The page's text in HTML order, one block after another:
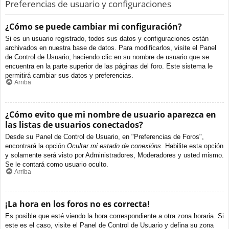
Preferencias de usuario y configuraciones
¿Cómo se puede cambiar mi configuración?
Si es un usuario registrado, todos sus datos y configuraciones están
archivados en nuestra base de datos. Para modificarlos, visite el Panel
de Control de Usuario; haciendo clic en su nombre de usuario que se
encuentra en la parte superior de las páginas del foro. Este sistema le
permitirá cambiar sus datos y preferencias.
Arriba
¿Cómo evito que mi nombre de usuario aparezca en
las listas de usuarios conectados?
Desde su Panel de Control de Usuario, en "Preferencias de Foros",
encontrará la opción Ocultar mi estado de conexións. Habilite esta opción
y solamente será visto por Administradores, Moderadores y usted mismo.
Se le contará como usuario oculto.
Arriba
¡La hora en los foros no es correcta!
Es posible que esté viendo la hora correspondiente a otra zona horaria. Si
este es el caso, visite el Panel de Control de Usuario y defina su zona